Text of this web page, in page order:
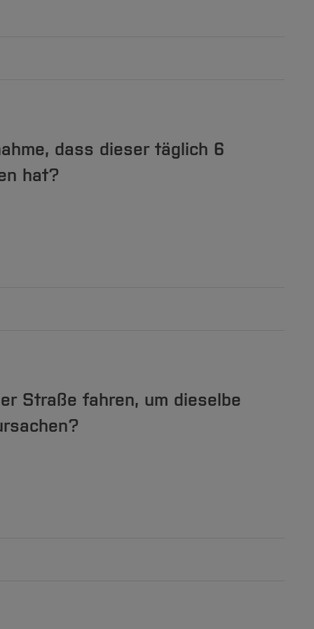
dass dieser täglich 6
hat?
Straße fahren, um dieselbe